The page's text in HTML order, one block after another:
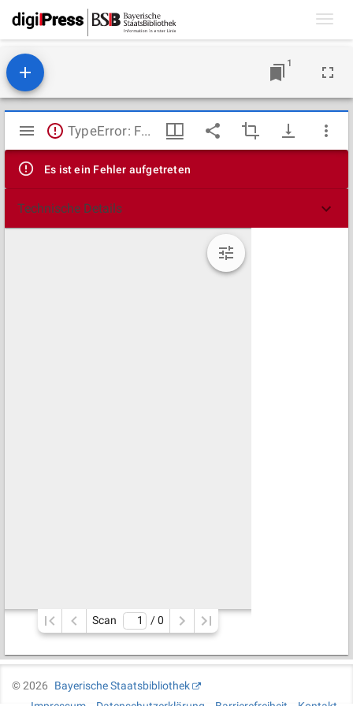
1
Mirador
Viewer
TypeError: Failed to fetch
Es ist ein Fehler aufgetreten
Technische Details
Scan / 0
©2026
Bayerische Staatsbibliothek